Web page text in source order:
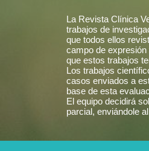
CRMV-TO
La Revista Clínica
trabajos de
que todos ellos
campo de
que estos trabajos
Los trabajos
casos enviados a
base de esta
El equipo decidirá
parcial, enviándole